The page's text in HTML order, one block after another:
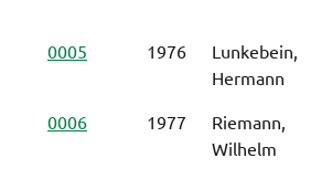
0005
1976
Lunkebein,
Hermann
0006
1977
Riemann,
Wilhelm